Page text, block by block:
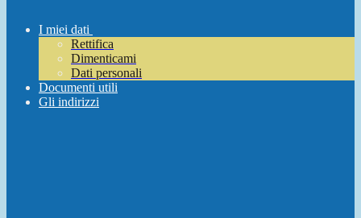
I miei dati
Rettifica
Dimenticami
Dati personali
Documenti utili
Gli indirizzi